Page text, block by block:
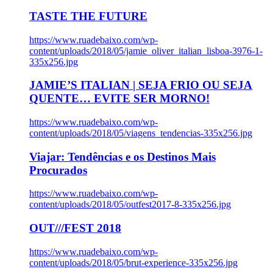
TASTE THE FUTURE
https://www.ruadebaixo.com/wp-
content/uploads/2018/05/jamie_oliver_italian_lisboa-3976-1-
335x256.jpg
JAMIE’S ITALIAN | SEJA FRIO OU SEJA
QUENTE… EVITE SER MORNO!
https://www.ruadebaixo.com/wp-
content/uploads/2018/05/viagens_tendencias-335x256.jpg
Viajar: Tendências e os Destinos Mais
Procurados
https://www.ruadebaixo.com/wp-
content/uploads/2018/05/outfest2017-8-335x256.jpg
OUT///FEST 2018
https://www.ruadebaixo.com/wp-
content/uploads/2018/05/brut-experience-335x256.jpg